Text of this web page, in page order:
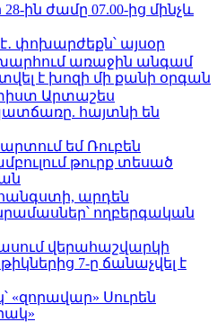
28-ին ժամը 07.00-ից մինչև
փոխարժեքն՝ այսօր
առաջին անգամ
է խոզի մի քանի օրգան
Արտաշես
հայտնի են
եմ Ռուբեն
թուրք տեսած
հանգստի, արդեն
ողբերգական
վերահաշվարկի
7-ը ճանաչվել է
Սուրեն